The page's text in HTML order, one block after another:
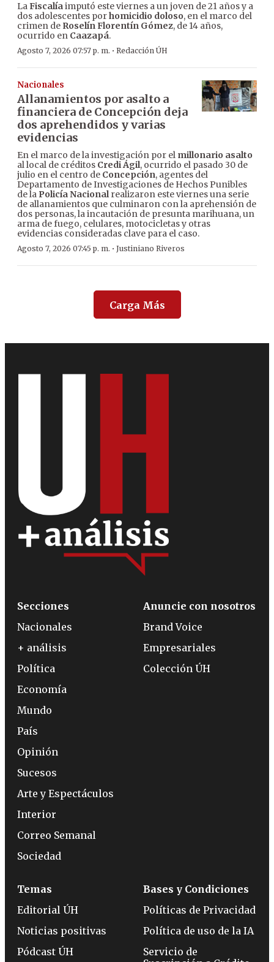
LaFiscalíaimputó este viernes a un joven de 21 años y a
dos adolescentes porhomicidio doloso, en el marco del
crimen de Roselín Florentín Gómez, de 14 años,
ocurrido en Caazapá.
Agosto 7, 2026 07:57 p. m. · Redacción ÚH
Nacionales
Allanamientos por asalto a
financiera de Concepción deja
dos aprehendidos y varias
evidencias
En el marco de la investigación por el millonario asalto
al local de créditos Credi Ágil, ocurrido el pasado 30 de
julio en el centro de Concepción, agentes del
Departamento de Investigaciones de Hechos Punibles
de la Policía Nacionalrealizaron este viernes una serie
de allanamientos que culminaron con la aprehensión de
dos personas, la incautación de presunta marihuana, un
arma de fuego, celulares, motocicletas y otras
evidencias consideradas clave para el caso.
Agosto 7, 2026 07:45 p. m. · Justiniano Riveros
Carga Más
Secciones
Nacionales
+ análisis
Política
Economía
Mundo
País
Opinión
Sucesos
Arte y Espectáculos
Interior
Correo Semanal
Sociedad
Anuncie con nosotros
Brand Voice
Empresariales
Colección ÚH
Temas
Editorial ÚH
Noticias positivas
Pódcast ÚH
Bases y Condiciones
Políticas de Privacidad
Política de uso de la IA
Servicio de